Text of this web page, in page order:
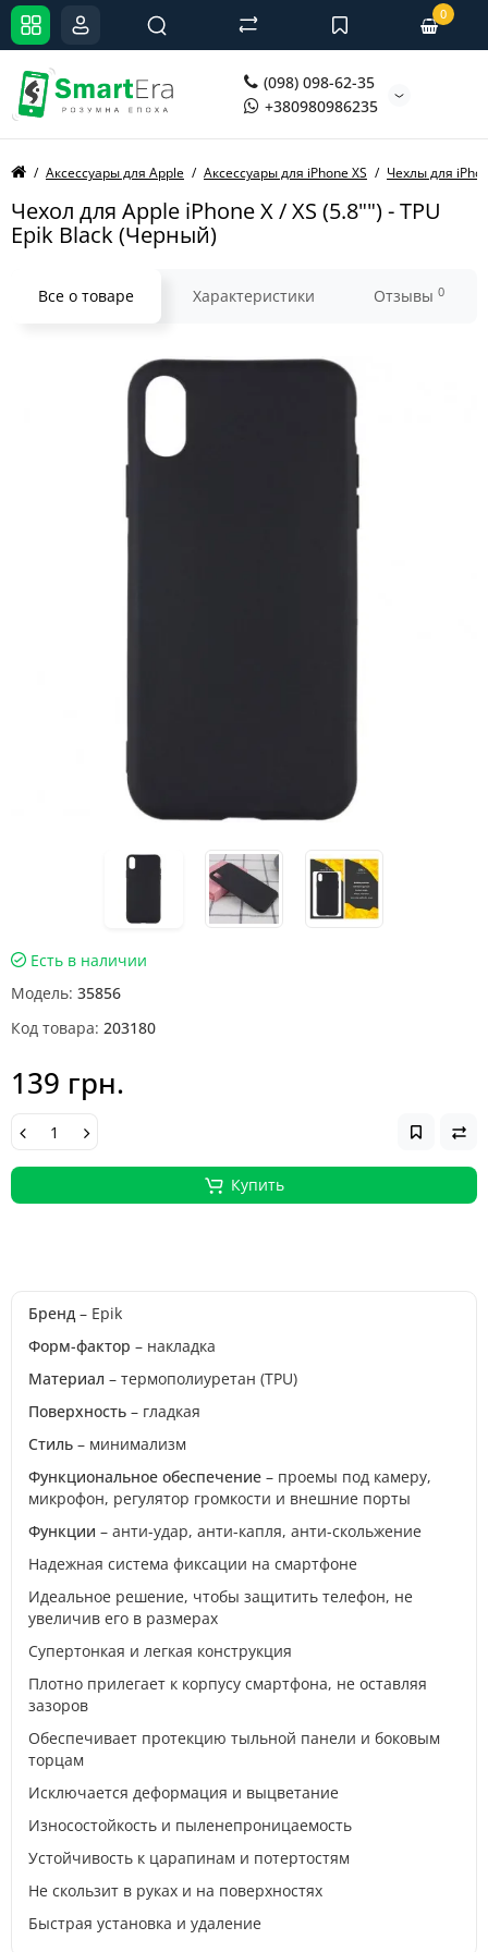
(098) 098-62-35
+380980986235
0
Аксессуары для Apple Аксессуары для iPhone XS Чехлы для
Чехол для Apple iPhone X / XS (5.8"") - TPU
Epik Black (Черный)
Все о товаре Характеристики Отзывы 0
Есть в наличии
Модель: 35856
Код товара: 203180
139 грн.
Купить
Бренд – Epik
Форм-фактор – накладка
Материал – термополиуретан (TPU)
Поверхность – гладкая
Стиль – минимализм
Функциональное обеспечение – проемы под камеру,
микрофон, регулятор громкости и внешние порты
Функции – анти-удар, анти-капля, анти-скольжение
Надежная система фиксации на смартфоне
Идеальное решение, чтобы защитить телефон, не
увеличив его в размерах
Супертонкая и легкая конструкция
Плотно прилегает к корпусу смартфона, не оставляя
зазоров
Обеспечивает протекцию тыльной панели и боковым
торцам
Исключается деформация и выцветание
Износостойкость и пыленепроницаемость
Устойчивость к царапинам и потертостям
Не скользит в руках и на поверхностях
Быстрая установка и удаление